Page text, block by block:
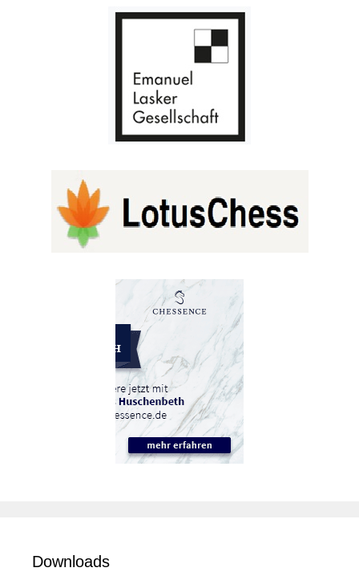
Downloads